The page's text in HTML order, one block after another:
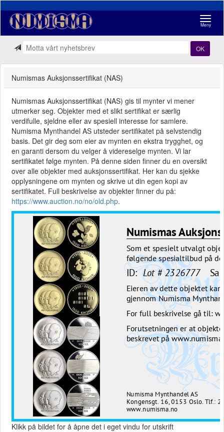
Meny
OK
Numismas Auksjonssertifikat (NAS)
Numismas Auksjonssertifikat (NAS) gis til mynter vi mener
utmerker seg. Objekter med et slikt sertifikat er særlig
verdifulle, sjeldne eller av spesiell interesse for samlere.
Numisma Mynthandel AS utsteder sertifikatet på selvstendig
basis. Det gir deg som eier av mynten en ekstra trygghet, og
en garanti dersom du velger å videreselge mynten. Vi lar
sertifikatet følge mynten. På denne siden finner du en oversikt
over alle objekter med auksjonssertifikat. Her kan du sjekke
opplysningene om mynten og skrive ut din egen kopi av
sertifikatet. Full beskrivelse av objekter finner du på:
https://www.auction.no/no/old.php.
Klikk på bildet for å åpne det i eget vindu for utskrift